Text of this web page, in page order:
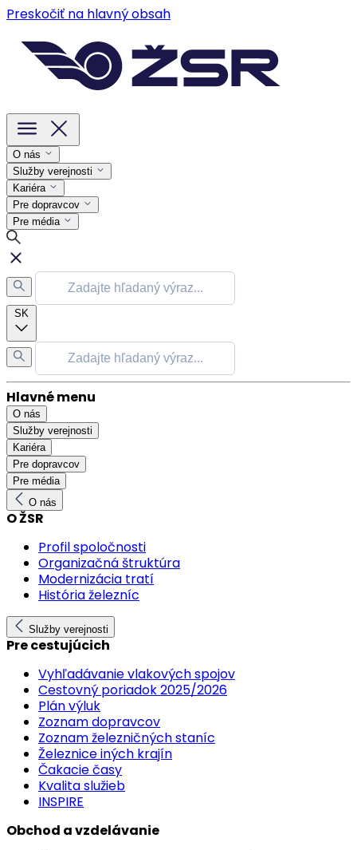
Preskočiť na hlavný obsah
O nás
Služby verejnosti
Kariéra
Pre dopravcov
Pre média
SK
Hlavné menu
O nás
Služby verejnosti
Kariéra
Pre dopravcov
Pre média
O nás
O ŽSR
Profil spoločnosti
Organizačná štruktúra
Modernizácia tratí
História železníc
Služby verejnosti
Pre cestujúcich
Vyhľadávanie vlakových spojov
Cestovný poriadok 2025/2026
Plán výluk
Zoznam dopravcov
Zoznam železničných staníc
Železnice iných krajín
Čakacie časy
Kvalita služieb
INSPIRE
Obchod a vzdelávanie